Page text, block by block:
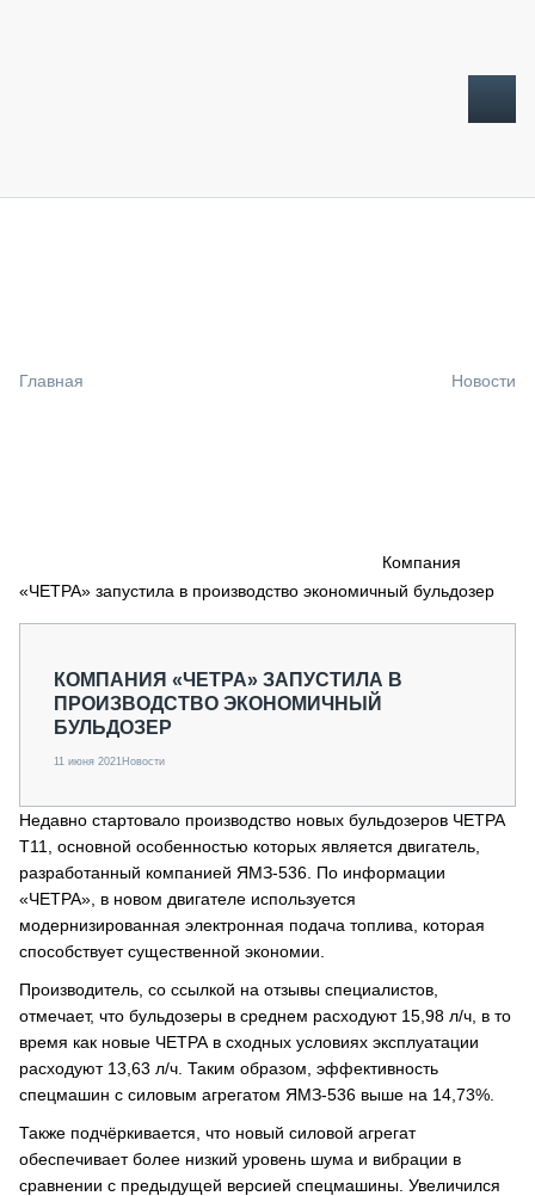
СПЕЦПРОЕКТЫ
О ПРОЕКТЕ
Главная Новости
Компания
«ЧЕТРА» запустила в производство экономичный бульдозер
КОМПАНИЯ «ЧЕТРА» ЗАПУСТИЛА В
ПРОИЗВОДСТВО ЭКОНОМИЧНЫЙ
БУЛЬДОЗЕР
11 июня 2021Новости
Недавно стартовало производство новых бульдозеров ЧЕТРА
Т11, основной особенностью которых является двигатель,
разработанный компанией ЯМЗ-536. По информации
«ЧЕТРА», в новом двигателе используется
модернизированная электронная подача топлива, которая
способствует существенной экономии.
Производитель, со ссылкой на отзывы специалистов,
отмечает, что бульдозеры в среднем расходуют 15,98 л/ч, в то
время как новые ЧЕТРА в сходных условиях эксплуатации
расходуют 13,63 л/ч. Таким образом, эффективность
спецмашин с силовым агрегатом ЯМЗ-536 выше на 14,73%.
Также подчёркивается, что новый силовой агрегат
обеспечивает более низкий уровень шума и вибрации в
сравнении с предыдущей версией спецмашины. Увеличился